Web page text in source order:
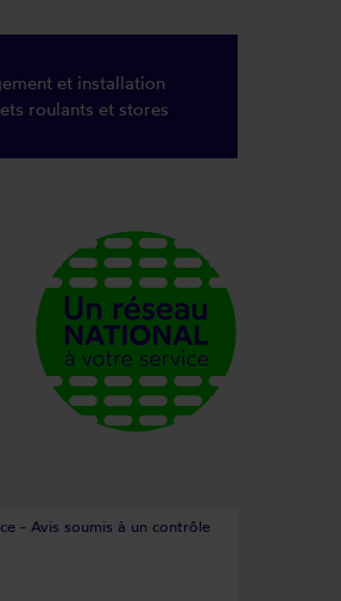
et installation
roulants et stores
- Avis soumis à un contrôle